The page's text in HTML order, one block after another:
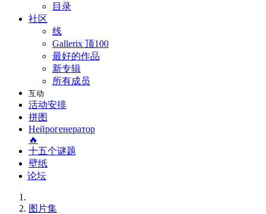
目录
社区
线
Gallerix 顶100
最好的作品
新专辑
所有成员
互动
活动安排
拼图
Нейрогенератор
🔥
十五个谜题
壁纸
论坛
图片集